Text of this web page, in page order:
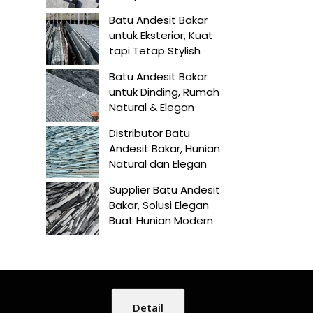
Batu Andesit Bakar
untuk Eksterior, Kuat
tapi Tetap Stylish
Batu Andesit Bakar
untuk Dinding, Rumah
Natural & Elegan
Distributor Batu
Andesit Bakar, Hunian
Natural dan Elegan
Supplier Batu Andesit
Bakar, Solusi Elegan
Buat Hunian Modern
Detail